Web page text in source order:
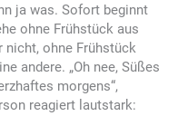
ja was. Sofort beginnt
ohne Frühstück aus
nicht, ohne Frühstück
andere. „Oh nee, Süßes
morgens“,
reagiert lautstark: